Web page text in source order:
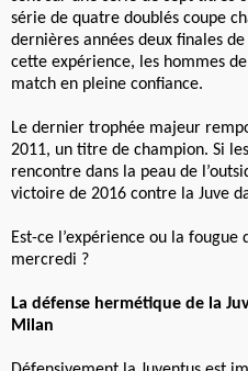
série de quatre doublés coupe
dernières années deux finales
cette expérience, les hommes
match en pleine confiance.
Le dernier trophée majeur
2011, un titre de champion. Si
rencontre dans la peau de
victoire de 2016 contre la Juve
Est-ce l’expérience ou la
mercredi ?
La défense hermétique de la
Milan